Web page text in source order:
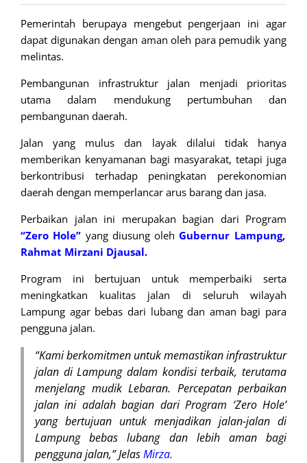
Pemerintah berupaya mengebut pengerjaan ini agar
dapat digunakan dengan aman oleh para pemudik yang
melintas.
Pembangunan infrastruktur jalan menjadi prioritas
utama dalam mendukung pertumbuhan dan
pembangunan daerah.
Jalan yang mulus dan layak dilalui tidak hanya
memberikan kenyamanan bagi masyarakat, tetapi juga
berkontribusi terhadap peningkatan perekonomian
daerah dengan memperlancar arus barang dan jasa.
Perbaikan jalan ini merupakan bagian dari Program
“Zero Hole” yang diusung olehGubernur Lampung,
Rahmat Mirzani Djausal.
Program ini bertujuan untuk memperbaiki serta
meningkatkan kualitas jalan di seluruh wilayah
Lampung agar bebas dari lubang dan aman bagi para
pengguna jalan.
“Kami berkomitmen untuk memastikan infrastruktur
jalan di Lampung dalam kondisi terbaik, terutama
menjelang mudik Lebaran. Percepatan perbaikan
jalan ini adalah bagian dari Program ‘Zero Hole’
yang bertujuan untuk menjadikan jalan-jalan di
Lampung bebas lubang dan lebih aman bagi
pengguna jalan,” JelasMirza.